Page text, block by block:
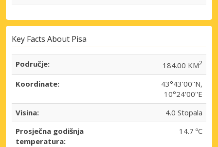
Key Facts About Pisa
Područje: 184.00 KM2
Koordinate:
43°43'00''N,
10°24'00''E
Visina:
4.0 Stopala
Prosječna godišnja
temperatura:
14.7 ºC